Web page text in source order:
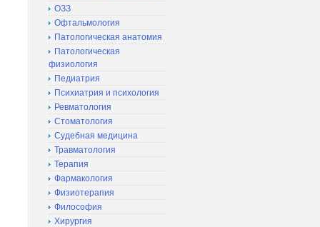
ОЗЗ
Офтальмология
Патологическая анатомия
Патологическая
физиология
Педиатрия
Психиатрия и психология
Ревматология
Стоматология
Судебная медицина
Травматология
Терапия
Фармакология
Физиотерапия
Философия
Хирургия